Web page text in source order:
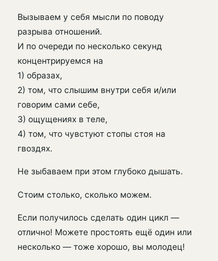
Вызываем у себя мысли по поводу
разрыва отношений.
И по очереди по несколько секунд
концентрируемся на
1) образах,
2) том, что слышим внутри себя и/или
говорим сами себе,
3) ощущениях в теле,
4) том, что чувстуют стопы стоя на
гвоздях.
Не зыбаваем при этом глубоко дышать.
Стоим столько, сколько можем.
Если получилось сделать один цикл —
отлично! Можете простоять ещё один или
несколько — тоже хорошо, вы молодец!